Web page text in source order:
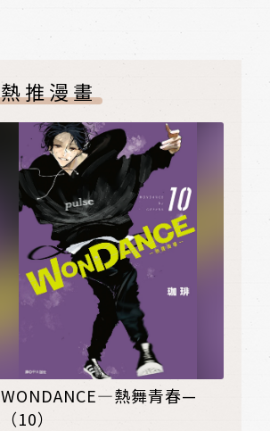
熱推漫畫
WONDANCE—熱舞青春—
（10）